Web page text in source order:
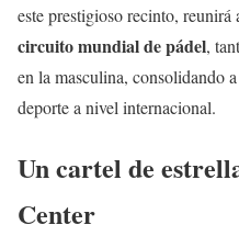
este prestigioso recinto,
circuito mundial de pádel,
en la masculina, consolidando
deporte a nivel internacional.
Un cartel de
Center